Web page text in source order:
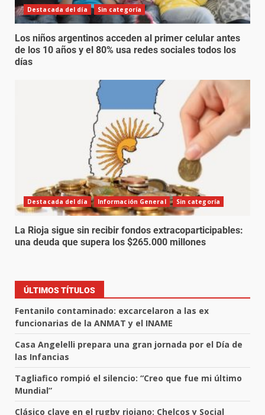
Destacada del día Sin categoría
Los niños argentinos acceden al primer celular antes
de los 10 años y el 80% usa redes sociales todos los
días
Destacada del día Información General Sin categoría
La Rioja sigue sin recibir fondos extracoparticipables:
una deuda que supera los $265.000 millones
ÚLTIMOS TÍTULOS
Fentanilo contaminado: excarcelaron a las ex
funcionarias de la ANMAT y el INAME
Casa Angelelli prepara una gran jornada por el Día de
las Infancias
Tagliafico rompió el silencio: “Creo que fue mi último
Mundial”
Clásico clave en el rugby riojano: Chelcos y Social